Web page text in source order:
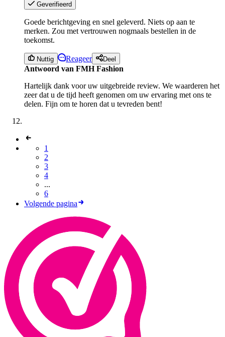
Geverifieerd
Goede berichtgeving en snel geleverd. Niets op aan te
merken. Zou met vertrouwen nogmaals bestellen in de
toekomst.
Nuttig Reageer Deel
Antwoord van FMH Fashion
Hartelijk dank voor uw uitgebreide review. We waarderen het
zeer dat u de tijd heeft genomen om uw ervaring met ons te
delen. Fijn om te horen dat u tevreden bent!
1
2
3
4
...
6
Volgende pagina